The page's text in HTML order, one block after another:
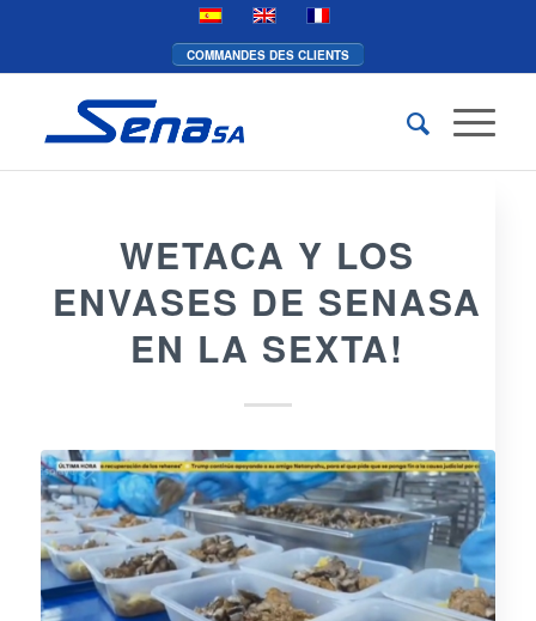
COMMANDES DES CLIENTS
WETACA Y LOS
ENVASES DE SENASA
EN LA SEXTA!